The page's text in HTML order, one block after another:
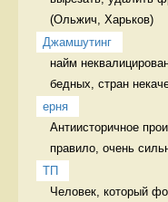
Джамшутинг
найм
бедных, стран
ерня
Антиисторичное
правило, очень
ТП
Человек, который